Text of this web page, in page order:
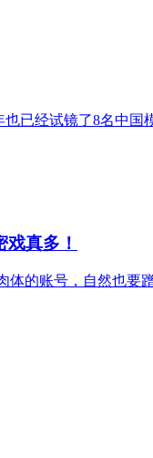
已经试镜了8名中
真多！
的账号，自然也